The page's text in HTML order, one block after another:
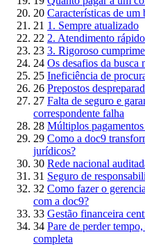
20 Características de
21 1. Sempre atualizado
22 2. Atendimento rápido
23 3. Rigoroso
24 Os desafios da busca
25 Ineficiência de
26 Prepostos
27 Falta de seguro e
correspondente falha
28 Múltiplos
29 Como a doc9
jurídicos?
30 Rede nacional
31 Seguro de
32 Como fazer o
com a doc9?
33 Gestão financeira
34 Pare de perder
completa